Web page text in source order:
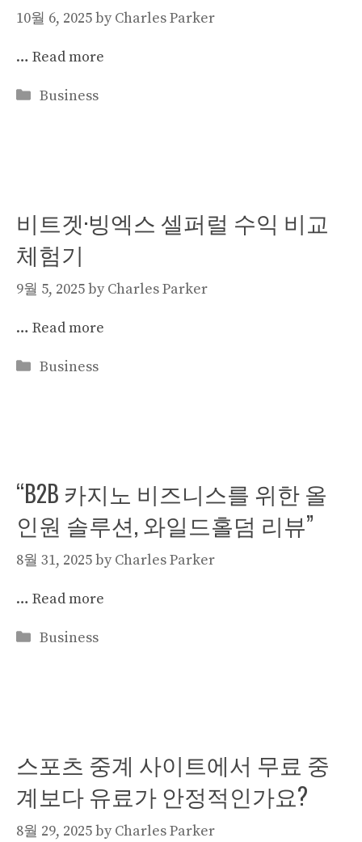
10월 6, 2025by Charles Parker
… Read more
Categories
Business
비트겟·빙엑스 셀퍼럴 수익 비교
체험기
9월 5, 2025by Charles Parker
… Read more
Categories
Business
“B2B 카지노 비즈니스를 위한 올
인원 솔루션, 와일드홀덤 리뷰”
8월 31, 2025by Charles Parker
… Read more
Categories
Business
스포츠 중계 사이트에서 무료 중
계보다 유료가 안정적인가요?
8월 29, 2025by Charles Parker